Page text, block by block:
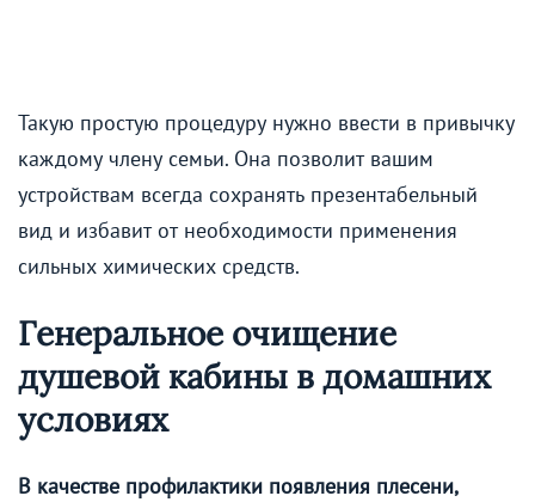
Такую простую процедуру нужно ввести в привычку
каждому члену семьи. Она позволит вашим
устройствам всегда сохранять презентабельный
вид и избавит от необходимости применения
сильных химических средств.
Генеральное очищение
душевой кабины в домашних
условиях
В качестве профилактики появления плесени,